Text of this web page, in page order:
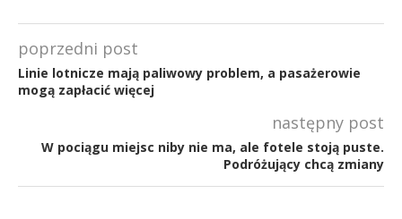
poprzedni post
Linie lotnicze mają paliwowy problem, a pasażerowie
mogą zapłacić więcej
następny post
W pociągu miejsc niby nie ma, ale fotele stoją puste.
Podróżujący chcą zmiany